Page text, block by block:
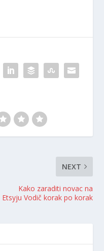
NEXT
Kako zaraditi novac na
Etsyju Vodič korak po korak